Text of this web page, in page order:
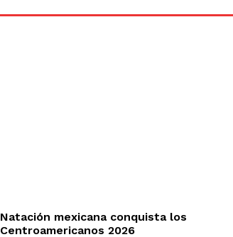
Natación mexicana conquista los
Centroamericanos 2026